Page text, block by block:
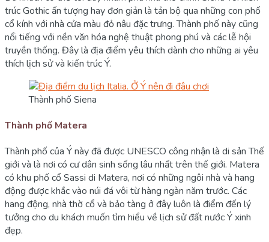
trúc Gothic ấn tượng hay đơn giản là tản bộ qua những con phố
cổ kính với nhà cửa màu đỏ nâu đặc trưng. Thành phố này cũng
nổi tiếng với nền văn hóa nghệ thuật phong phú và các lễ hội
truyền thống. Đây là địa điểm yêu thích dành cho những ai yêu
thích lịch sử và kiến trúc Ý.
Thành phố Siena
Thành phố Matera
Thành phố của Ý này đã được UNESCO công nhận là di sản Thế
giới và là nơi có cư dân sinh sống lâu nhất trên thế giới. Matera
có khu phố cổ Sassi di Matera, nơi có những ngôi nhà và hang
động được khắc vào núi đá vôi từ hàng ngàn năm trước. Các
hang động, nhà thờ cổ và bảo tàng ở đây luôn là điểm đến lý
tưởng cho du khách muốn tìm hiểu về lịch sử đất nước Ý xinh
đẹp.